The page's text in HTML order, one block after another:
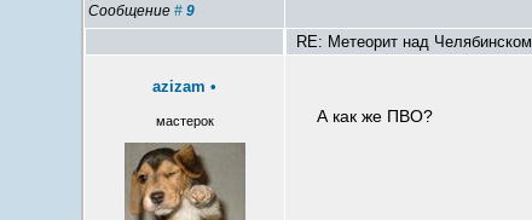
Сообщение#9
RE: Метеорит над Челябинском
azizam •
мастерок А как же ПВО?